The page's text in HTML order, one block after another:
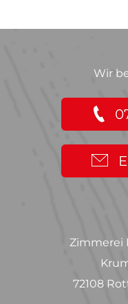
Wir
Zimmerei
72108